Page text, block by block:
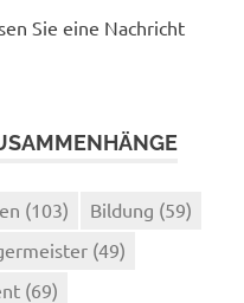
Sie eine Nachricht
(103) Bildung (59)
(49)
(69)